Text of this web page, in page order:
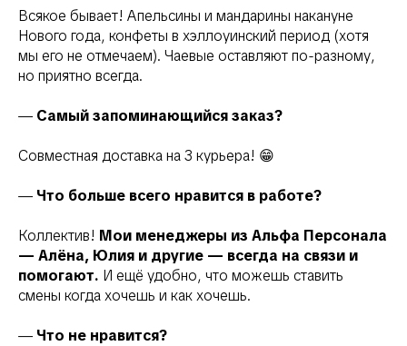
Всякое бывает! Апельсины и мандарины накануне
Нового года, конфеты в хэллоуинский период (хотя
мы его не отмечаем). Чаевые оставляют по-разному,
но приятно всегда.
— Самый запоминающийся заказ?
Совместная доставка на 3 курьера! 😁
— Что больше всего нравится в работе?
Коллектив! Мои менеджеры из Альфа Персонала
— Алёна, Юлия и другие — всегда на связи и
помогают. И ещё удобно, что можешь ставить
смены когда хочешь и как хочешь.
— Что не нравится?